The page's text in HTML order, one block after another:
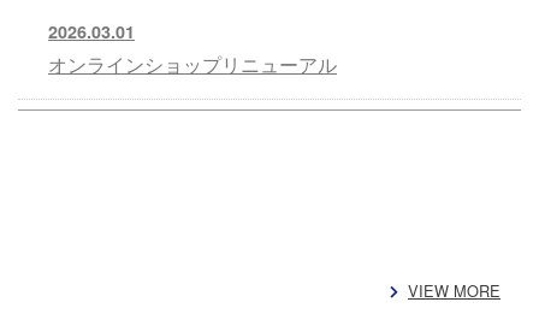
2026.03.01
オンラインショップリニューアル
VIEW MORE